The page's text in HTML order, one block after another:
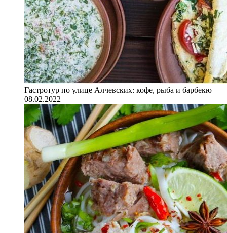
Гастротур по улице Алчевских: кофе, рыба и барбекю
08.02.2022